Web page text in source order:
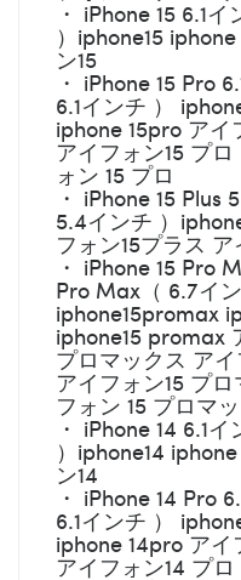
・ iPhone 15 6.1
）iphone15
ン15
・ iPhone 15 Pro
6.1インチ ）
iphone 15pro アイ
アイフォン15 プ
ォン 15 プロ
・ iPhone 15 Plus
5.4インチ ）
フォン15プラス
・ iPhone 15 Pro
Pro Max（ 6.7イ
iphone15promax
iphone15 promax
プロマックス ア
アイフォン15 プ
フォン 15 プロマ
・ iPhone 14 6.1
）iphone14
ン14
・ iPhone 14 Pro
6.1インチ ）
iphone 14pro アイ
アイフォン14 プ